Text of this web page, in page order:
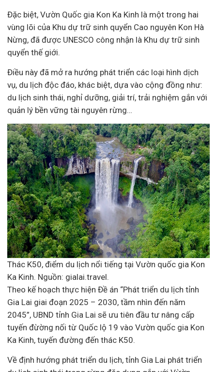
Đặc biệt, Vườn Quốc gia Kon Ka Kinh là một trong hai
vùng lõi của Khu dự trữ sinh quyển Cao nguyên Kon Hà
Nừng, đã được UNESCO công nhận là Khu dự trữ sinh
quyển thế giới.
Điều này đã mở ra hướng phát triển các loại hình dịch
vụ, du lịch độc đáo, khác biệt, dựa vào cộng đồng như:
du lịch sinh thái, nghỉ dưỡng, giải trí, trải nghiệm gắn với
quản lý bền vững tài nguyên rừng…
Thác K50, điểm du lịch nổi tiếng tại Vườn quốc gia Kon
Ka Kinh. Nguồn: gialai.travel.
Theo kế hoạch thực hiện Đề án “Phát triển du lịch tỉnh
Gia Lai giai đoạn 2025 – 2030, tầm nhìn đến năm
2045”, UBND tỉnh Gia Lai sẽ ưu tiên đầu tư nâng cấp
tuyến đừờng nối từ Quốc lộ 19 vào Vườn quốc gia Kon
Ka Kinh, tuyến đường đến thác K50.
Về định hướng phát triển du lịch, tỉnh Gia Lai phát triển